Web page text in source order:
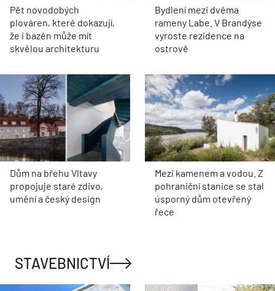
Pět novodobých
plováren, které dokazují,
že i bazén může mít
skvělou architekturu
Bydlení mezi dvěma
rameny Labe. V Brandýse
vyroste rezidence na
ostrově
Dům na břehu Vltavy
propojuje staré zdivo,
umění a český design
Mezi kamenem a vodou. Z
pohraniční stanice se stal
úsporný dům otevřený
řece
STAVEBNICTVÍ